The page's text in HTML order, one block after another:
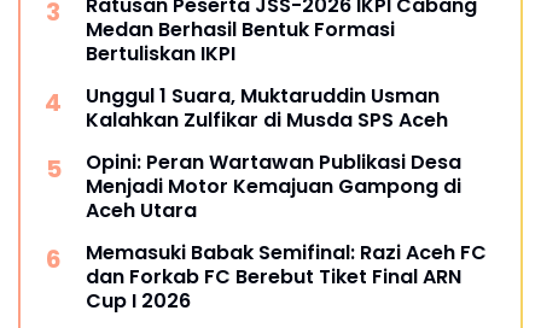
Medan Berhasil Bentuk Formasi
Bertuliskan IKPI
Unggul 1 Suara, Muktaruddin Usman
Kalahkan Zulfikar di Musda SPS Aceh
Opini: Peran Wartawan Publikasi Desa
Menjadi Motor Kemajuan Gampong di
Aceh Utara
Memasuki Babak Semifinal: Razi Aceh FC
dan Forkab FC Berebut Tiket Final ARN
Cup I 2026